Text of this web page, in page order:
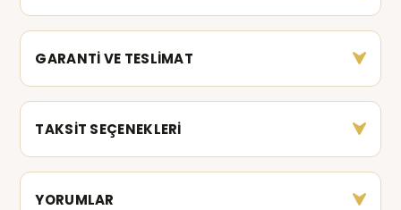
GARANTİ VE TESLİMAT
TAKSİT SEÇENEKLERİ
YORUMLAR